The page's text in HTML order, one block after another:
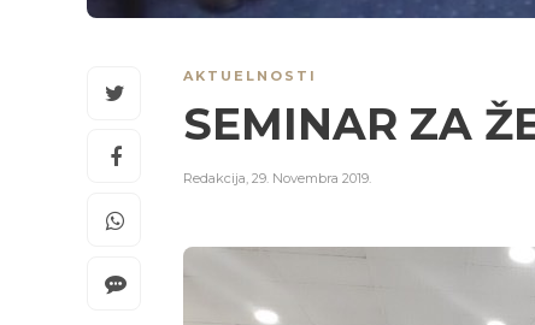
AKTUELNOSTI
SEMINAR ZA
Redakcija, 29. Novembra 2019.